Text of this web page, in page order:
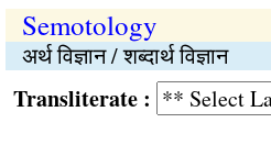
Semotology
अर्थ विज्ञान / शब्दार्थ विज्ञान
: